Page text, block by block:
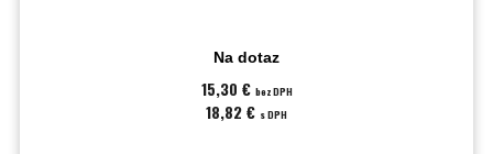
Na dotaz
15,30 € bez DPH
18,82 € s DPH